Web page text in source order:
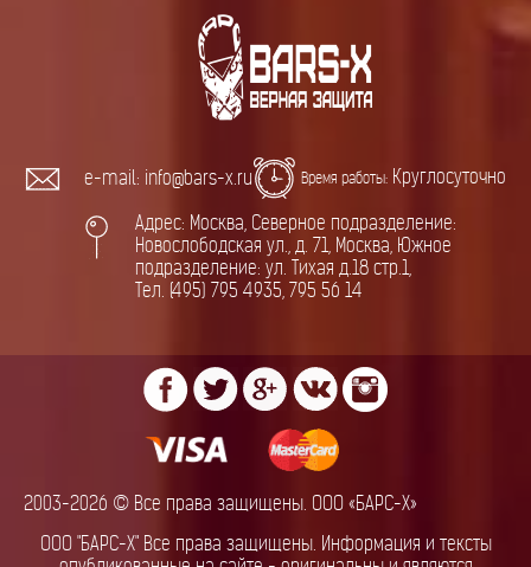
e-mail: info@bars-x.ru Время работы: Круглосуточно
Адрес: Москва, Северное подразделение:
Новослободская ул., д. 71, Москва, Южное
подразделение: ул. Тихая д.18 стр.1,
Тел. (495) 795 4935, 795 56 14
2003-2026 © Все права защищены. ООО «БАРС-Х»
ООО "БАРС-Х" Все права защищены. Информация и тексты